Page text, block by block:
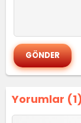
Yorumlar (1)